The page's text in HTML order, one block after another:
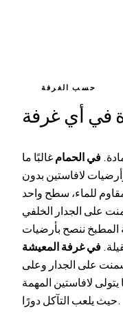
حسب الغرفة
في أي غرفة
في الحمامغالبًا ما
لافاستين بدون
للماء، سطح واحد
على الجدار الخلفي
ننصح بأرضيات
في غرفة المعيشة
على الجدار وعلى
لافاستين المهمة
حيث يلعب التآكل دورًا.